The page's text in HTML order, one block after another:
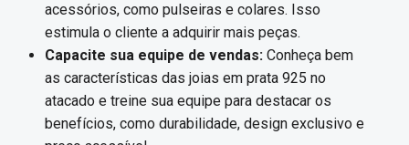
acessórios, como pulseiras e colares. Isso
estimula o cliente a adquirir mais peças.
Capacite sua equipe de vendas: Conheça bem
as características das joias em prata 925 no
atacado e treine sua equipe para destacar os
benefícios, como durabilidade, design exclusivo e